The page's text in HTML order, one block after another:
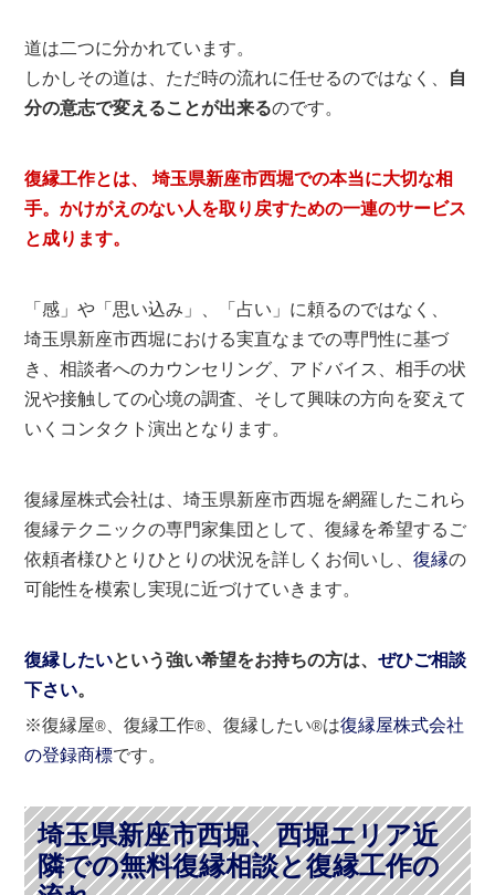
道は二つに分かれています。
しかしその道は、ただ時の流れに任せるのではなく、 自
分の意志で変えることが出来るのです。
復縁工作とは、 埼玉県新座市西堀での本当に大切な相
手。かけがえのない人を取り戻すための一連のサービス
と成ります。
「感」や「思い込み」、「占い」に頼るのではなく、
埼玉県新座市西堀における実直なまでの専門性に基づ
き、相談者へのカウンセリング、アドバイス、相手の状
況や接触しての心境の調査、そして興味の方向を変えて
いくコンタクト演出となります。
復縁屋株式会社は、埼玉県新座市西堀を網羅したこれら
復縁テクニックの専門家集団として、復縁を希望するご
依頼者様ひとりひとりの状況を詳しくお伺いし、復縁の
可能性を模索し実現に近づけていきます。
復縁したいという強い希望をお持ちの方は、ぜひご相談
下さい。
※復縁屋® 、復縁工作® 、復縁したい®は復縁屋株式会社
の登録商標です。
埼玉県新座市西堀、西堀エリア近
隣での無料復縁相談と復縁工作の